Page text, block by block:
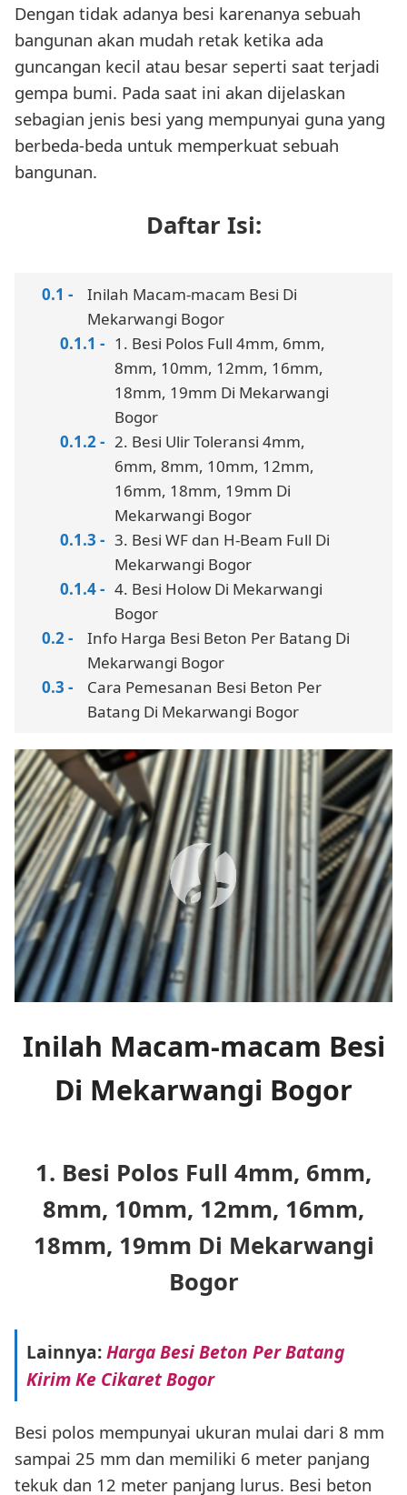
Dengan tidak adanya besi karenanya sebuah
bangunan akan mudah retak ketika ada
guncangan kecil atau besar seperti saat terjadi
gempa bumi. Pada saat ini akan dijelaskan
sebagian jenis besi yang mempunyai guna yang
berbeda-beda untuk memperkuat sebuah
bangunan.
Daftar Isi:
Inilah Macam-macam Besi Di
Mekarwangi Bogor
1. Besi Polos Full 4mm, 6mm,
8mm, 10mm, 12mm, 16mm,
18mm, 19mm Di Mekarwangi
Bogor
2. Besi Ulir Toleransi 4mm,
6mm, 8mm, 10mm, 12mm,
16mm, 18mm, 19mm Di
Mekarwangi Bogor
3. Besi WF dan H-Beam Full Di
Mekarwangi Bogor
4. Besi Holow Di Mekarwangi
Bogor
Info Harga Besi Beton Per Batang Di
Mekarwangi Bogor
Cara Pemesanan Besi Beton Per
Batang Di Mekarwangi Bogor
Inilah Macam-macam Besi
Di Mekarwangi Bogor
1. Besi Polos Full 4mm, 6mm,
8mm, 10mm, 12mm, 16mm,
18mm, 19mm Di Mekarwangi
Bogor
Lainnya:Harga Besi Beton Per Batang
Kirim Ke Cikaret Bogor
Besi polos mempunyai ukuran mulai dari 8 mm
sampai 25 mm dan memiliki 6 meter panjang
tekuk dan 12 meter panjang lurus. Besi beton